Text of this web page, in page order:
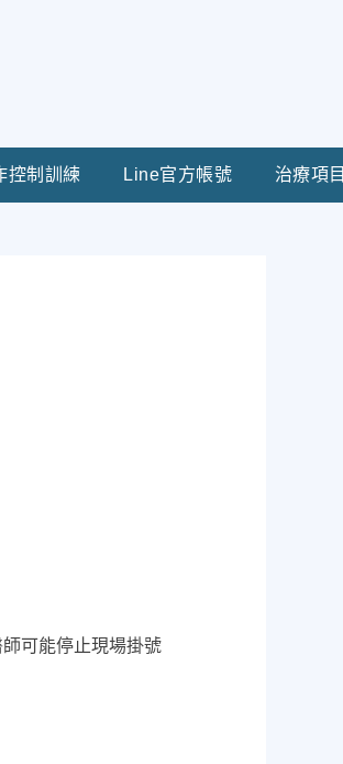
控制訓練 Line官方帳號 治療項目
可能停止現場掛號